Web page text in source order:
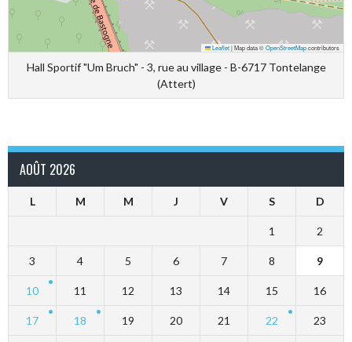
Leaflet|Map data ©OpenStreetMapcontributors
Hall Sportif "Um Bruch" - 3, rue au village - B-6717 Tontelange
(Attert)
AOÛT 2026
L M M J V S D
1 2
3 4 5 6 7 8 9
10 11 12 13 14 15 16
17 18 19 20 21 22 23